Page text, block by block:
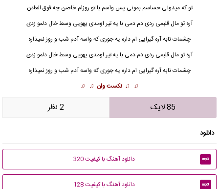
تو که میدونی حساسم بمونی پس واسم با تو روزام خاصن چه فوق العادن
آره تو مال قلبمی ردی دم دمی با یه تیر اومدی یهویی وسط خال دلمو زدی
چشمات نابه آره گیرایی ام داره یه جوری که واسه آدم شب و روز نمیذاره
آره تو مال قلبمی ردی دم دمی با یه تیر اومدی یهویی وسط خال دلمو زدی
چشمات نابه آره گیرایی ام داره یه جوری که واسه آدم شب و روز نمیذاره
♫ ♫ نکست وان ♫ ♫
85 لایک 2 نظر
دانلود
mp3 دانلود آهنگ با کیفیت 320
mp3 دانلود آهنگ با کیفیت 128